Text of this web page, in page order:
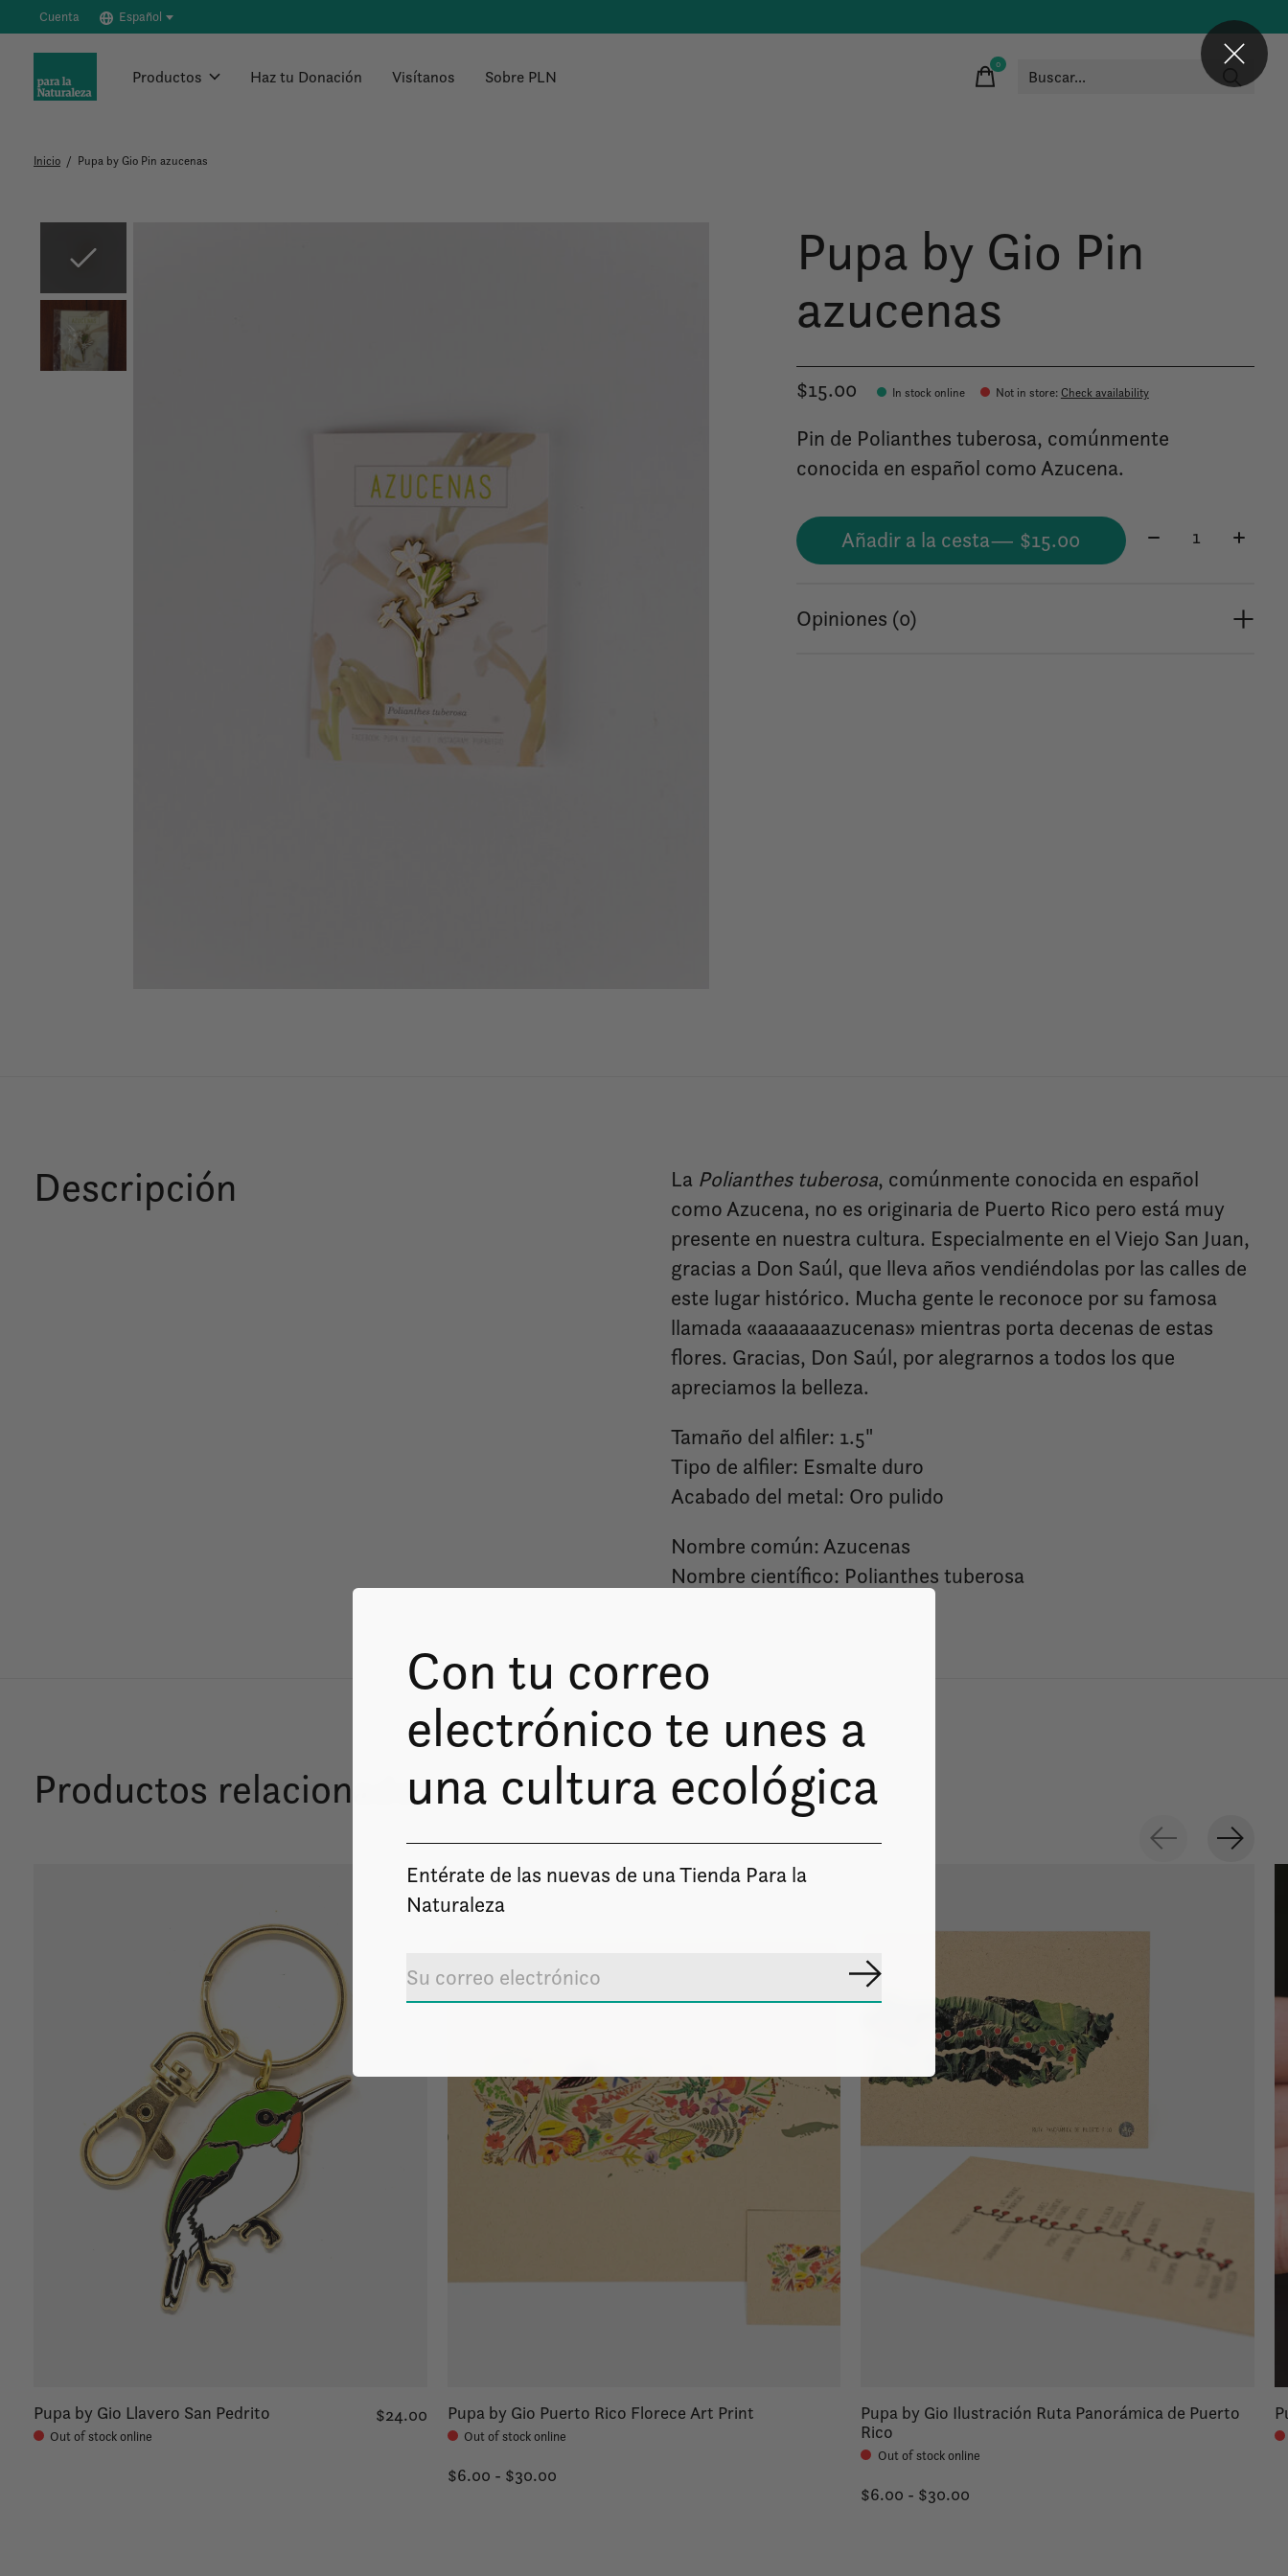
Cuenta Español
Productos Haz tu Donación Visítanos Sobre PLN
0items
Inicio / Pupa by Gio Pin azucenas
Pupa by Gio Pin
azucenas
$15.00 In stock online Not in store:Check availability
Pin de Polianthes tuberosa, comúnmente
conocida en español como Azucena.
Añadir a la cesta — $15.00 Cantidad:
Opiniones (0)
Descripción La Polianthes tuberosa, comúnmente conocida en español
como Azucena, no es originaria de Puerto Rico pero está muy
presente en nuestra cultura. Especialmente en el Viejo San Juan,
gracias a Don Saúl, que lleva años vendiéndolas por las calles de
este lugar histórico. Mucha gente le reconoce por su famosa
llamada «aaaaaaazucenas» mientras porta decenas de estas
flores. Gracias, Don Saúl, por alegrarnos a todos los que
apreciamos la belleza.
Tamaño del alfiler: 1.5"
Tipo de alfiler: Esmalte duro
Acabado del metal: Oro pulido
Nombre común: Azucenas
Nombre científico: Polianthes tuberosa
Productos relacionados
Pupa by Gio Llavero San Pedrito
Out of stock online
$24.00 Pupa by Gio Puerto Rico Florece Art Print
Out of stock online
$6.00 - $30.00
Pupa by Gio Ilustración Ruta Panorámica de Puerto
Rico
Out of stock online
$6.00 - $30.00
Con tu correo
electrónico te unes a
una cultura ecológica
Entérate de las nuevas de una Tienda Para la
Naturaleza
Suscribirse